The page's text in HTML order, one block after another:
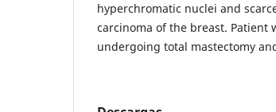
hyperchromatic nuclei and
carcinoma of the breast. Patient
undergoing total mastectomy